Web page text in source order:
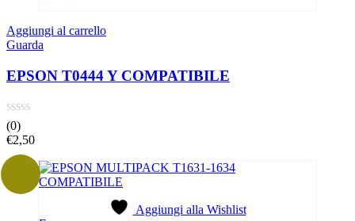
Aggiungi al carrello
Guarda
EPSON T0444 Y COMPATIBILE
(0)
€2,50
Aggiungi alla Wishlist